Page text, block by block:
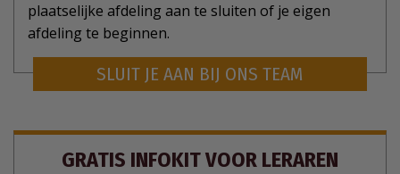
plaatselijke afdeling aan te sluiten of je eigen
afdeling te beginnen.
SLUIT JE AAN BIJ ONS TEAM
GRATIS INFOKIT VOOR LERAREN